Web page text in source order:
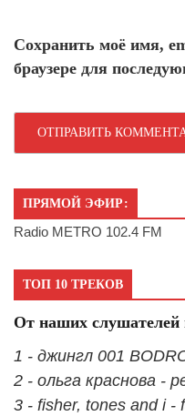
Сохранить моё имя,
браузере для
ПРЯМОЙ ЭФИР:
Radio METRO 102.4 FM
ТОП 10 ТРЕКОВ
От наших слушателей
1 - джингл 001
2 - ольга краснова -
3 - fisher, tones and i -